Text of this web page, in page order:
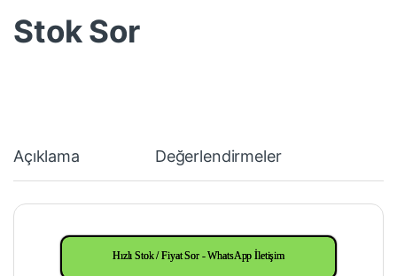
Stok Sor
Açıklama Değerlendirmeler
Hızlı Stok / Fiyat Sor - WhatsApp İletişim